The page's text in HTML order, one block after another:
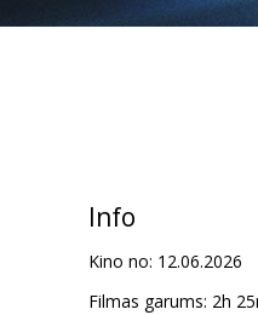
Info
Kino no: 12.06.2026
Filmas garums: 2h